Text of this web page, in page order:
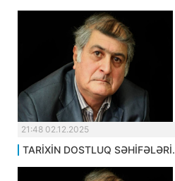
21:48 02.12.2025
TARİXİN DOSTLUQ SƏHİFƏLƏRİ.